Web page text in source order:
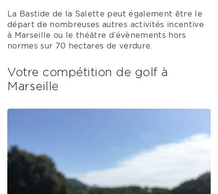
La Bastide de la Salette peut également être le
départ de nombreuses autres activités incentive
à Marseille ou le théâtre d’évènements hors
normes sur 70 hectares de verdure.
Votre compétition de golf à
Marseille